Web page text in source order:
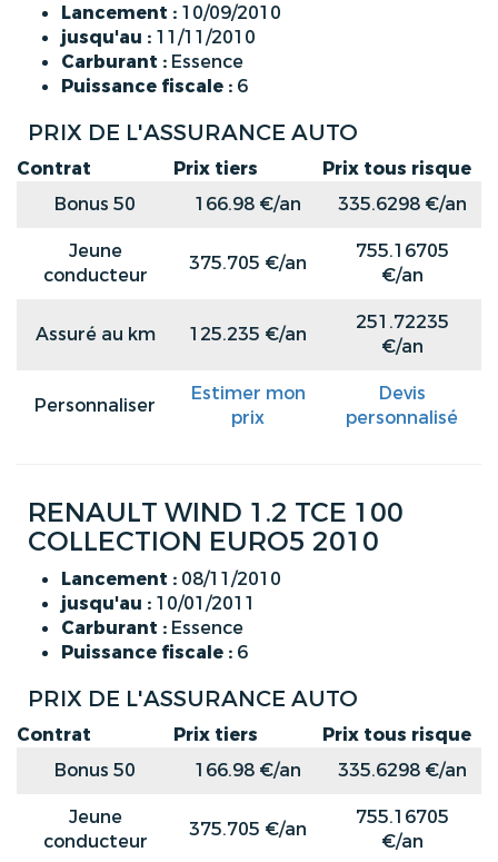
Lancement : 10/09/2010
jusqu'au : 11/11/2010
Carburant : Essence
Puissance fiscale : 6
PRIX DE L'ASSURANCE AUTO
Contrat Prix tiers
Prix tous risque
Bonus 50
166.98 €/an
335.6298 €/an
Jeune
conducteur
375.705 €/an
755.16705
€/an
Assuré au km 125.235 €/an
251.72235
€/an
Personnaliser
Estimer mon
prix
Devis
personnalisé
RENAULT WIND 1.2 TCE 100
COLLECTION EURO5 2010
Lancement : 08/11/2010
jusqu'au : 10/01/2011
Carburant : Essence
Puissance fiscale : 6
PRIX DE L'ASSURANCE AUTO
Contrat Prix tiers
Prix tous risque
Bonus 50
166.98 €/an
335.6298 €/an
Jeune
conducteur
375.705 €/an
755.16705
€/an